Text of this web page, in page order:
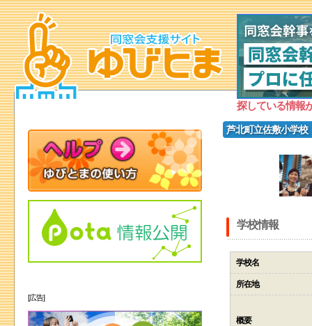
探している情報
芦北町立佐敷小学校
学校情報
学校名
所在地
概要
[広告]